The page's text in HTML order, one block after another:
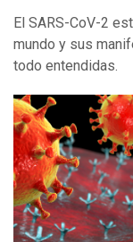
El SARS-CoV-2
mundo y sus
todo entendidas.